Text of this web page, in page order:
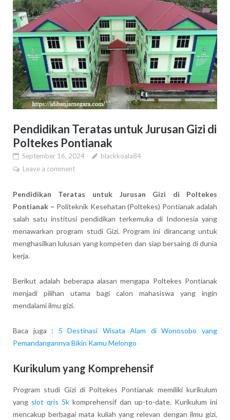
Pendidikan Teratas untuk Jurusan Gizi di
Poltekes Pontianak
September 16, 2024
blackkoala84
Leave a comment
Pendidikan Teratas untuk Jurusan Gizi di Poltekes
Pontianak – Politeknik Kesehatan (Poltekes) Pontianak adalah
salah satu institusi pendidikan terkemuka di Indonesia yang
menawarkan program studi Gizi. Program ini dirancang untuk
menghasilkan lulusan yang kompeten dan siap bersaing di dunia
kerja.
Berikut adalah beberapa alasan mengapa Poltekes Pontianak
menjadi pilihan utama bagi calon mahasiswa yang ingin
mendalami ilmu gizi.
Baca juga : 5 Destinasi Wisata Alam di Wonosobo yang
Pemandangannya Bikin Kamu Melongo
Kurikulum yang Komprehensif
Program studi Gizi di Poltekes Pontianak memiliki kurikulum
yang slot qris 5k komprehensif dan up-to-date. Kurikulum ini
mencakup berbagai mata kuliah yang relevan dengan ilmu gizi,